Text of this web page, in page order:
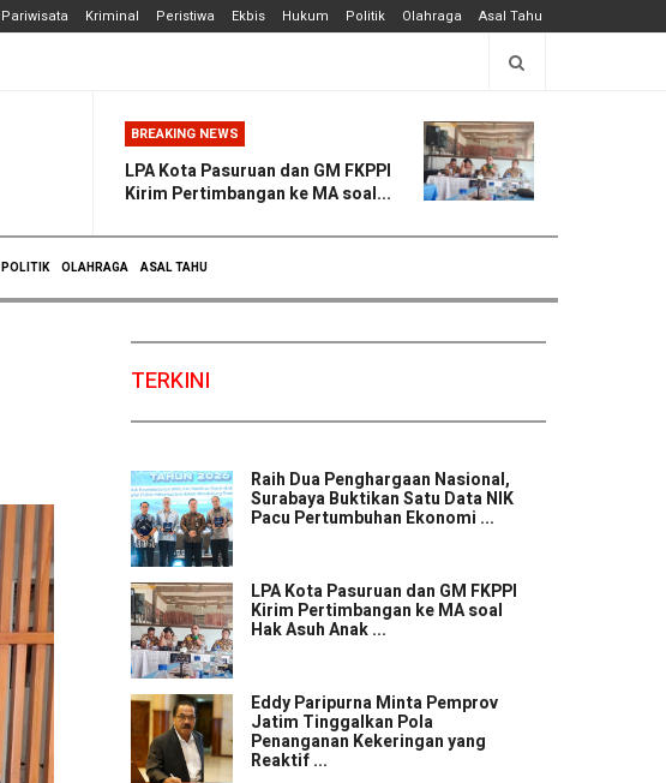
Pariwisata Kriminal Peristiwa Ekbis Hukum Politik Olahraga Asal Tahu
BREAKING NEWS
LPA Kota Pasuruan dan GM FKPPI
Kirim Pertimbangan ke MA soal...
POLITIK OLAHRAGA ASAL TAHU
TERKINI
Raih Dua Penghargaan Nasional,
Surabaya Buktikan Satu Data NIK
Pacu Pertumbuhan Ekonomi ...
LPA Kota Pasuruan dan GM FKPPI
Kirim Pertimbangan ke MA soal
Hak Asuh Anak ...
Eddy Paripurna Minta Pemprov
Jatim Tinggalkan Pola
Penanganan Kekeringan yang
Reaktif ...